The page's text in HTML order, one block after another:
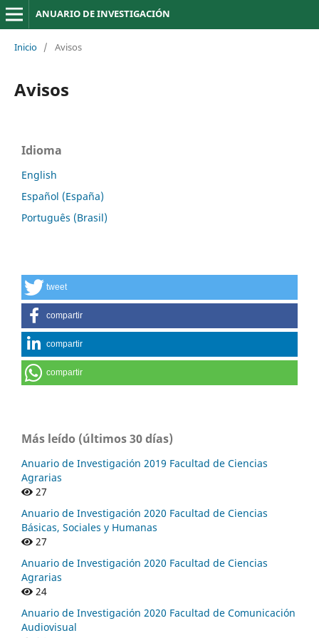
ANUARIO DE INVESTIGACIÓN
Inicio / Avisos
Avisos
Idioma
English
Español (España)
Português (Brasil)
tweet
compartir
compartir
compartir
Más leído (últimos 30 días)
Anuario de Investigación 2019 Facultad de Ciencias
Agrarias
27
Anuario de Investigación 2020 Facultad de Ciencias
Básicas, Sociales y Humanas
27
Anuario de Investigación 2020 Facultad de Ciencias
Agrarias
24
Anuario de Investigación 2020 Facultad de Comunicación
Audiovisual